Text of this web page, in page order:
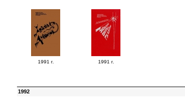
1991 г. 1991 г.
1992